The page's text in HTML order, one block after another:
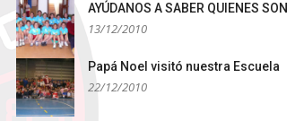
AYÚDANOS A SABER QUIENES SON
13/12/2010
Papá Noel visitó nuestra Escuela
22/12/2010